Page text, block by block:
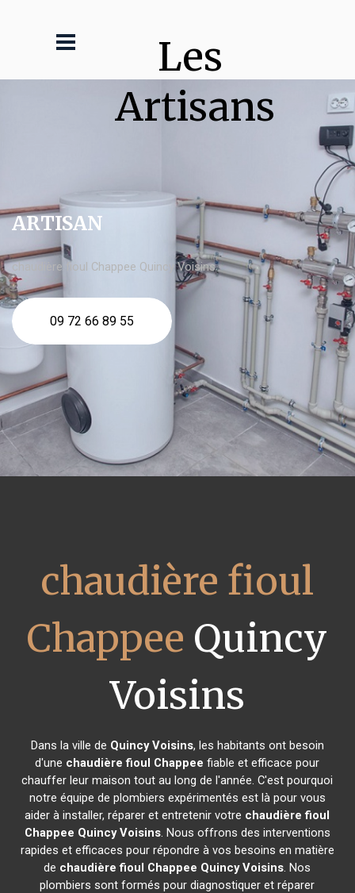
Les
Artisans
ARTISAN
chaudière fioul Chappee Quincy Voisins
09 72 66 89 55
chaudière fioul
Chappee Quincy
Voisins
Dans la ville de Quincy Voisins, les habitants ont besoin
d'une chaudière fioul Chappee fiable et efficace pour
chauffer leur maison tout au long de l'année. C'est pourquoi
notre équipe de plombiers expérimentés est là pour vous
aider à installer, réparer et entretenir votre chaudière fioul
Chappee Quincy Voisins. Nous offrons des interventions
rapides et efficaces pour répondre à vos besoins en matière
de chaudière fioul Chappee Quincy Voisins. Nos
plombiers sont formés pour diagnostiquer et réparer